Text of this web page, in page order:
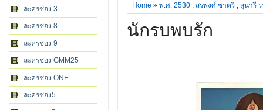
ละครช่อง 3
ละครช่อง 8
ละครช่อง 9
ละครช่อง GMM25
ละครช่อง ONE
ละครช่อง5
Home » พ.ศ. 2530 , สรพงศ์ ชาตรี , สุนารี
นักรบพบรัก